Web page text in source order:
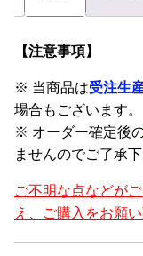
【注意事項】
※ 当商品は受注生
場合もございます。
※ オーダー確定後
ませんのでご了承下
ご不明な点などが
え、ご購入をお願い